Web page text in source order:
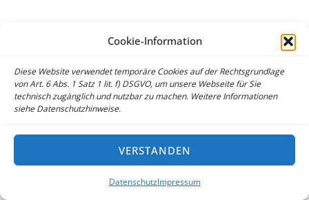
Cookie-Information
Diese Website verwendet temporäre Cookies auf der Rechtsgrundlage
von Art. 6 Abs. 1 Satz 1 lit. f) DSGVO, um unsere Webseite für Sie
technisch zugänglich und nutzbar zu machen. Weitere Informationen
siehe Datenschutzhinweise.
VERSTANDEN
DatenschutzImpressum